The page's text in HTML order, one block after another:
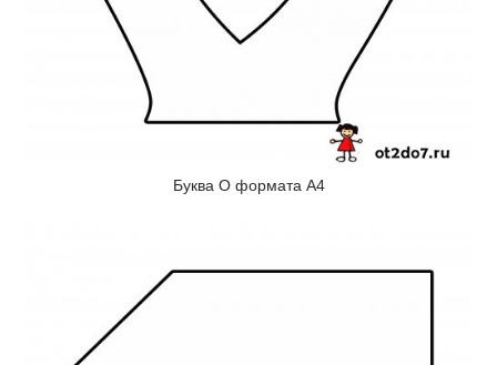
Буква О формата А4